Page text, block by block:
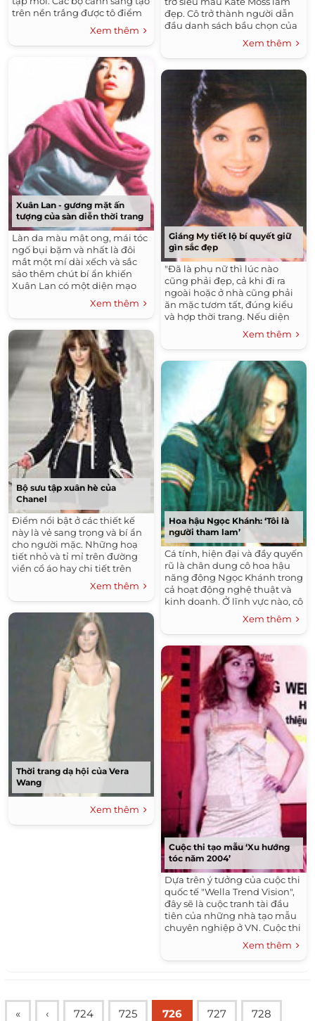
trên nền trắng được tô điểm
bằng những bông hoa nhỏ
xinh hoặc những họa tiết độc
đáo càng tôn lên vẻ đẹp dịu
dàng của người mặc.
Xem thêm
Xuân Lan - gương mặt ấn
tượng của sàn diễn thời trang
Làn da màu mật ong, mái tóc
ngố bụi bặm và nhất là đôi
mắt một mí dài xếch và sắc
sảo thêm chút bí ẩn khiến
Xuân Lan có một diện mạo
không thể lẫn trong đám
đông. Hiện nay, cô đứng vào
hàng top 5 người mẫu hàng
đầu Việt Nam.
Xem thêm
Bộ sưu tập xuân hè của
Chanel
Điểm nổi bật ở các thiết kế
này là vẻ sang trọng và bí ẩn
cho người mặc. Những hoạ
tiết nhỏ và tỉ mỉ trên đường
viền cổ áo hay chi tiết trên
cánh tay đã được Chanel
nhấn mạnh, tạo nét đặc trưng
riêng cho những mẫu thiết
kế.
Xem thêm
Thời trang dạ hội của Vera
Wang
Xem thêm
đẹp. Cô trở thành người dẫn
đầu danh sách bầu chọn của
tạp chí thời trang Glamour,
hất cẳng vị quán quân năm
ngoái Milla Jovovich xuống
thứ 13.
Xem thêm
Giáng My tiết lộ bí quyết giữ
gìn sắc đẹp
"Đã là phụ nữ thì lúc nào
cũng phải đẹp, cả khi đi ra
ngoài hoặc ở nhà cũng phải
ăn mặc tươm tất, đúng kiểu
và hợp thời trang. Nếu diện
bộ trang phục đẹp thì sẽ có
cảm giác tự tin, hưng phấn và
như thế khi giải quyết công
việc sẽ tốt đẹp hơn", người
đẹp tâm sự.
Xem thêm
Hoa hậu Ngọc Khánh: ‘Tôi là
người tham lam’
Cá tính, hiện đại và đầy quyến
rũ là chân dung cô hoa hậu
năng động Ngọc Khánh trong
cả hoạt động nghệ thuật và
kinh doanh. Ở lĩnh vực nào, cô
cũng thể hiện được sự tự tin
Xem thêm
Cuộc thi tạo mẫu ‘Xu hướng
tóc năm 2004’
Dựa trên ý tưởng của cuộc thi
quốc tế "Wella Trend Vision",
đây sẽ là cuộc tranh tài đầu
tiên của những nhà tạo mẫu
chuyên nghiệp ở VN. Cuộc thi
kéo dài từ 24/3 đến 6/8, với sự
tham gia của hơn 300 beauty
salon và nhà tạo mẫu tóc.
Xem thêm
« ‹ 724 725 726 727 728